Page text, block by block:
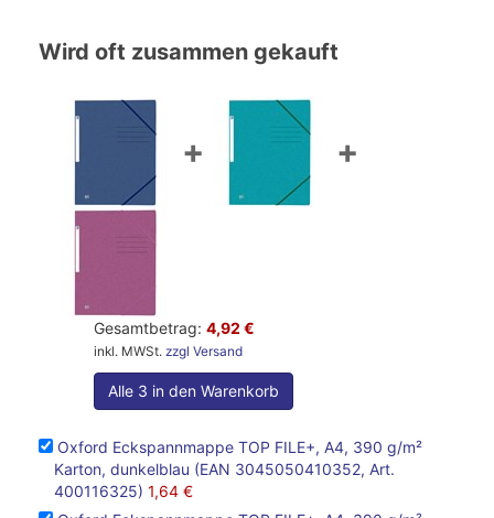
Wird oft zusammen gekauft
+ +
Gesamtbetrag: 4,92 €
inkl. MWSt. zzgl Versand
Alle 3 in den Warenkorb
Oxford Eckspannmappe TOP FILE+, A4, 390 g/m²
Karton, dunkelblau (EAN 3045050410352, Art.
400116325) 1,64 €